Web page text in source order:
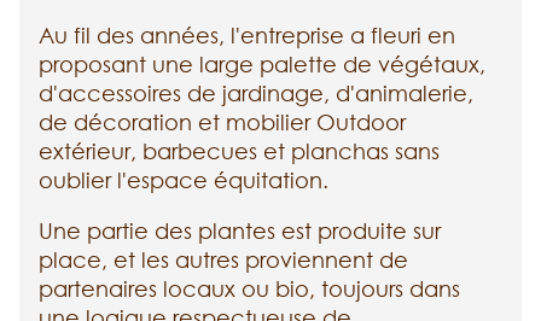
Au fil des années, l'entreprise a fleuri en
proposant une large palette de végétaux,
d'accessoires de jardinage, d'animalerie,
de décoration et mobilier Outdoor
extérieur, barbecues et planchas sans
oublier l'espace équitation.
Une partie des plantes est produite sur
place, et les autres proviennent de
partenaires locaux ou bio, toujours dans